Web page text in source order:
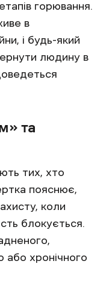
горювання.
в
і будь-який
людину в
та
тих, хто
пояснює,
коли
блокується.
або хронічного